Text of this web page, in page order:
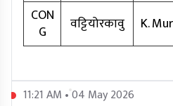
CON
G
वट्टियोरकावु K.
11:21 AM • 04 May 2026